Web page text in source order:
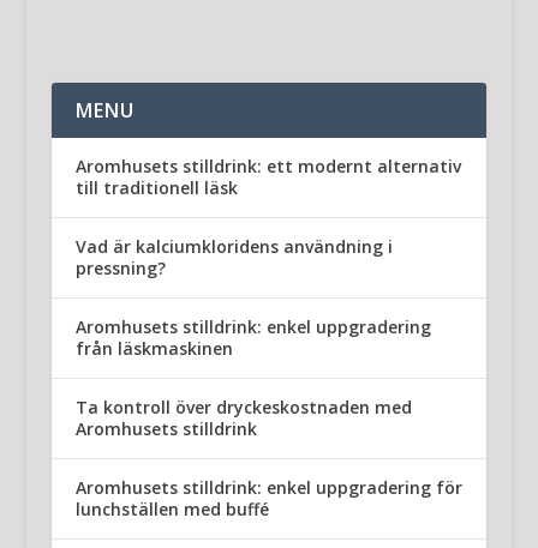
MENU
Aromhusets stilldrink: ett modernt alternativ
till traditionell läsk
Vad är kalciumkloridens användning i
pressning?
Aromhusets stilldrink: enkel uppgradering
från läskmaskinen
Ta kontroll över dryckeskostnaden med
Aromhusets stilldrink
Aromhusets stilldrink: enkel uppgradering för
lunchställen med buffé